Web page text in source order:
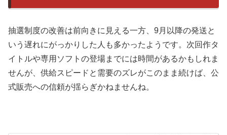
抽選制度の改善は前向きに見える一方、9月以降の発送と
いう遅れにがっかりした人も多かったようです。次回作タ
イトルや専用ソフトの登場までには時間があるかもしれま
せんが、供給スピードと需要のズレがこのまま続けば、公
式販売への信頼が揺らぎかねませんね。